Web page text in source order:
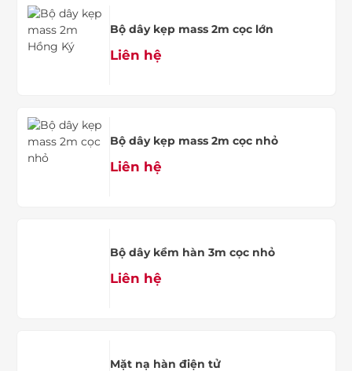
Bộ dây kẹp mass 2m cọc lớn
Liên hệ
Bộ dây kẹp mass 2m cọc nhỏ
Liên hệ
Bộ dây kềm hàn 3m cọc nhỏ
Liên hệ
Mặt nạ hàn điện tử